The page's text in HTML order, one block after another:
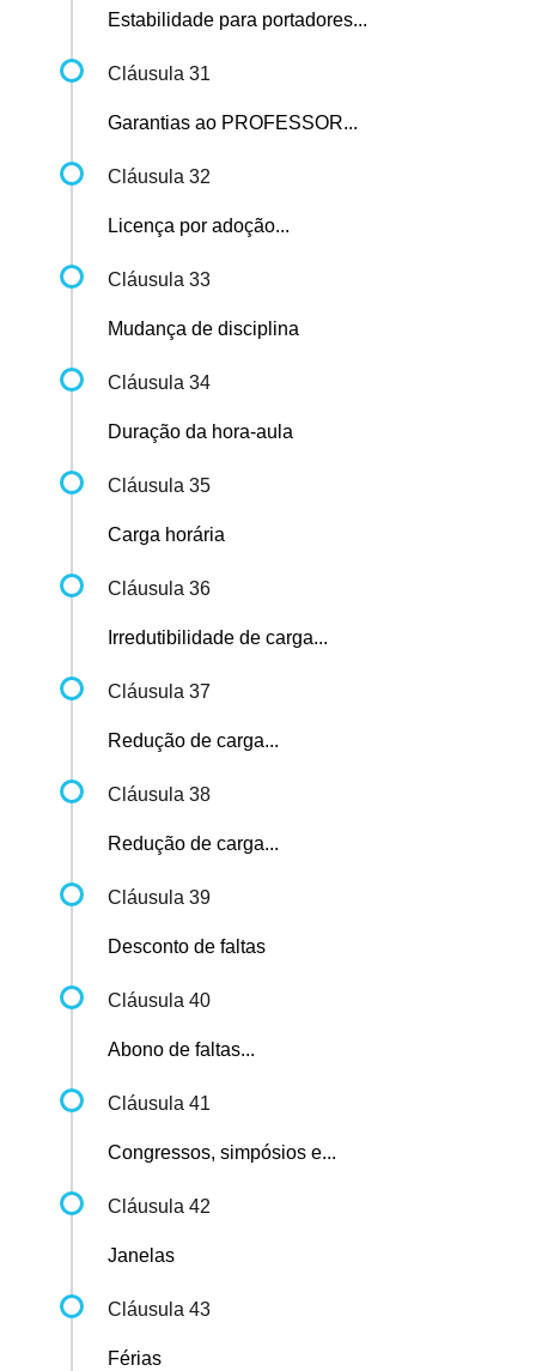
Estabilidade para portadores...
Cláusula 31
Garantias ao PROFESSOR...
Cláusula 32
Licença por adoção...
Cláusula 33
Mudança de disciplina
Cláusula 34
Duração da hora-aula
Cláusula 35
Carga horária
Cláusula 36
Irredutibilidade de carga...
Cláusula 37
Redução de carga...
Cláusula 38
Redução de carga...
Cláusula 39
Desconto de faltas
Cláusula 40
Abono de faltas...
Cláusula 41
Congressos, simpósios e...
Cláusula 42
Janelas
Cláusula 43
Férias